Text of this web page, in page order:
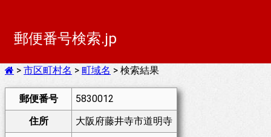
郵便番号検索.jp
> 市区町村名 > 町域名 > 検索結果
郵便番号
5830012
住所
大阪府藤井寺市道明寺